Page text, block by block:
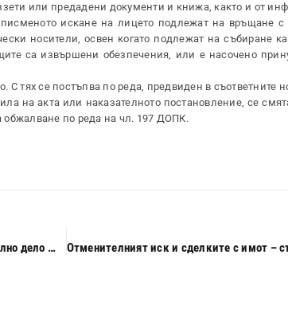
или предадени документи и книжа, както и от
искане на лицето подлежат на връщане
носители, освен когато подлежат на събиране
са извършени обезпечения, или е насочено
тях се постъпва по реда, предвиден в съответните
на акта или наказателното постановление, се
обжалване по реда на чл. 197 ДОПК.
Тълкувателно решение № 3 от 03.07.2014 г. по тълкувателно дело № 5/2013 г., ОСК на ВАС